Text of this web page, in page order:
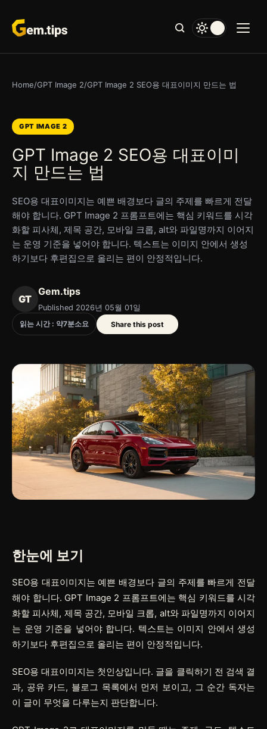
문
로
뛰
Home/GPT Image 2/GPT Image 2 SEO용 대표이미지 만드는 법
GPT IMAGE 2
GPT Image 2 SEO용 대표이미
지 만드는 법
SEO용 대표이미지는 예쁜 배경보다 글의 주제를 빠르게 전달
해야 합니다. GPT Image 2 프롬프트에는 핵심 키워드를 시각
화할 피사체, 제목 공간, 모바일 크롭, alt와 파일명까지 이어지
는 운영 기준을 넣어야 합니다. 텍스트는 이미지 안에서 생성
하기보다 후편집으로 올리는 편이 안정적입니다.
GT
Gem.tips
Published 2026년 05월 01일
읽는 시간 : 약7분소요 Share this post
한눈에 보기
SEO용 대표이미지는 예쁜 배경보다 글의 주제를 빠르게 전달
해야 합니다. GPT Image 2 프롬프트에는 핵심 키워드를 시각
화할 피사체, 제목 공간, 모바일 크롭, alt와 파일명까지 이어지
는 운영 기준을 넣어야 합니다. 텍스트는 이미지 안에서 생성
하기보다 후편집으로 올리는 편이 안정적입니다.
SEO용 대표이미지는 첫인상입니다. 글을 클릭하기 전 검색 결
과, 공유 카드, 블로그 목록에서 먼저 보이고, 그 순간 독자는
이 글이 무엇을 다루는지 판단합니다.